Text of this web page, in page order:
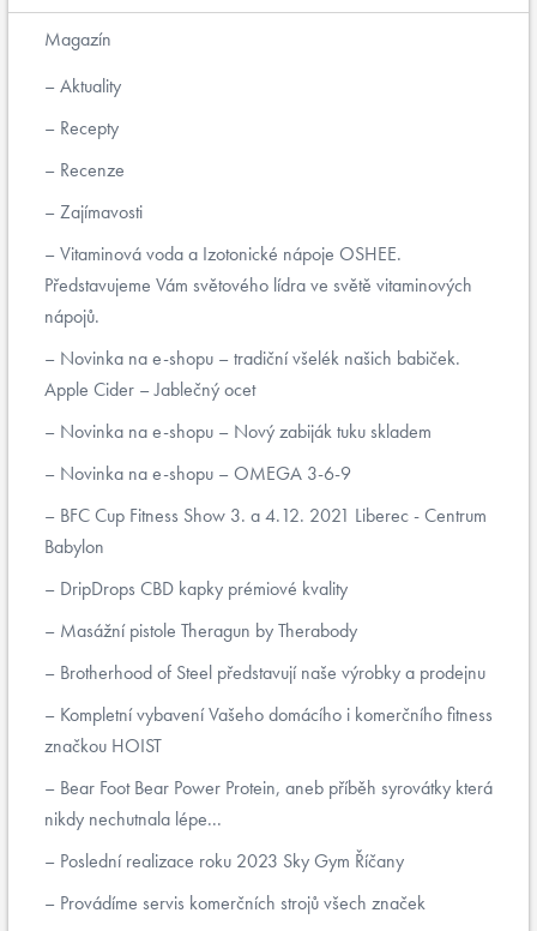
Magazín
Aktuality
Recepty
Recenze
Zajímavosti
Vitaminová voda a Izotonické nápoje OSHEE.
Představujeme Vám světového lídra ve světě vitaminových
nápojů.
Novinka na e-shopu – tradiční všelék našich babiček.
Apple Cider – Jablečný ocet
Novinka na e-shopu – Nový zabiják tuku skladem
Novinka na e-shopu – OMEGA 3-6-9
BFC Cup Fitness Show 3. a 4.12. 2021 Liberec - Centrum
Babylon
DripDrops CBD kapky prémiové kvality
Masážní pistole Theragun by Therabody
Brotherhood of Steel představují naše výrobky a prodejnu
Kompletní vybavení Vašeho domácího i komerčního fitness
značkou HOIST
Bear Foot Bear Power Protein, aneb příběh syrovátky která
nikdy nechutnala lépe...
Poslední realizace roku 2023 Sky Gym Říčany
Provádíme servis komerčních strojů všech značek